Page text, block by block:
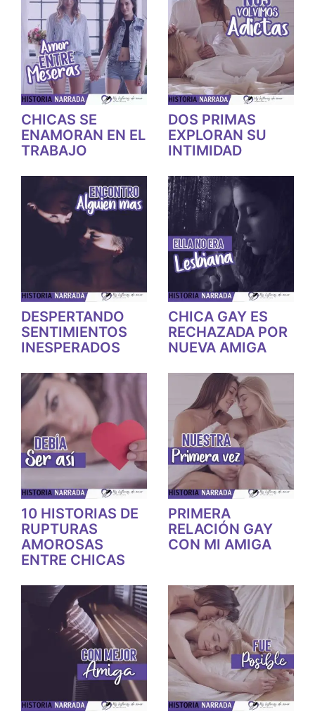
CHICAS SE
ENAMORAN EN EL
TRABAJO
DOS PRIMAS
EXPLORAN SU
INTIMIDAD
DESPERTANDO
SENTIMIENTOS
INESPERADOS
CHICA GAY ES
RECHAZADA POR
NUEVA AMIGA
10 HISTORIAS DE
RUPTURAS
AMOROSAS
ENTRE CHICAS
PRIMERA
RELACIÓN GAY
CON MI AMIGA